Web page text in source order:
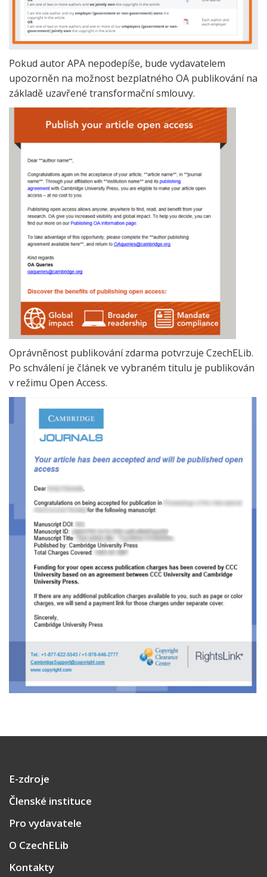
Pokud autor APA nepodepíše, bude vydavatelem
upozorněn na možnost bezplatného OA publikování na
základě uzavřené transformační smlouvy.
Oprávněnost publikování zdarma potvrzuje CzechELib.
Po schválení je článek ve vybraném titulu je publikován
v režimu Open Access.
E-zdroje
Členské instituce
Pro vydavatele
O CzechELib
Kontakty